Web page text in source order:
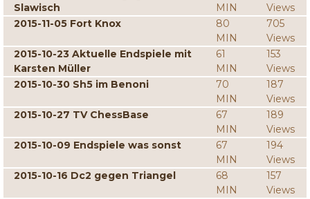
Slawisch
MIN
Views
2015-11-05 Fort Knox
80
MIN
705
Views
2015-10-23 Aktuelle Endspiele mit
Karsten Müller
61
MIN
153
Views
2015-10-30 Sh5 im Benoni
70
MIN
187
Views
2015-10-27 TV ChessBase
67
MIN
189
Views
2015-10-09 Endspiele was sonst
67
MIN
194
Views
2015-10-16 Dc2 gegen Triangel
68
MIN
157
Views